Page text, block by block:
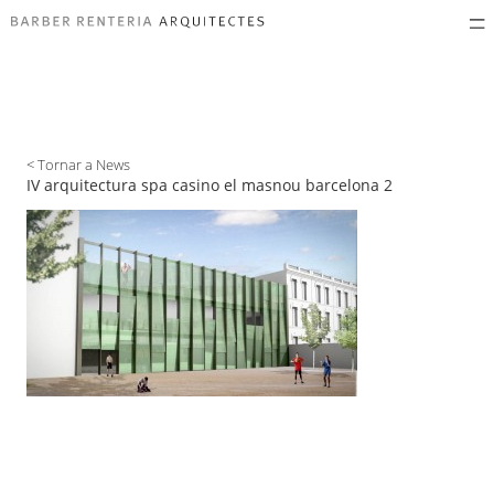
< Tornar a News
IV arquitectura spa casino el masnou barcelona 2